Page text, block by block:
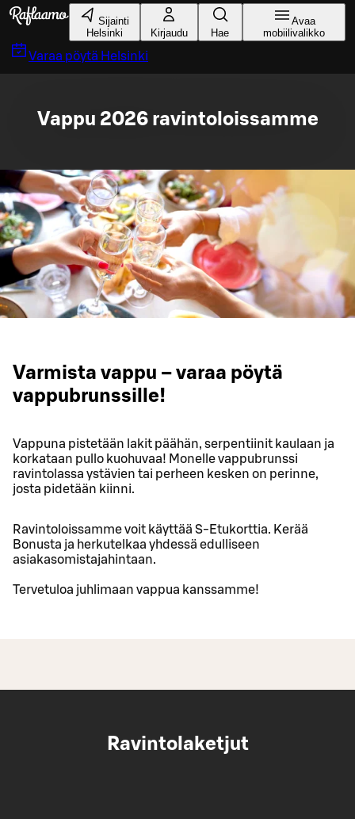
Siirry pääsisältöön
Sijainti
Helsinki
Kirjaudu Hae
Avaa
mobiilivalikko
Varaa pöytä Helsinki
Vappu 2026 ravintoloissamme
Varmista vappu – varaa pöytä
vappubrunssille!
Vappuna pistetään lakit päähän, serpentiinit kaulaan ja
korkataan pullo kuohuvaa! Monelle vappubrunssi
ravintolassa ystävien tai perheen kesken on perinne,
josta pidetään kiinni.
Ravintoloissamme voit käyttää S-Etukorttia. Kerää
Bonusta ja herkutelkaa yhdessä edulliseen
asiakasomistajahintaan.
Tervetuloa juhlimaan vappua kanssamme!
Ravintolaketjut